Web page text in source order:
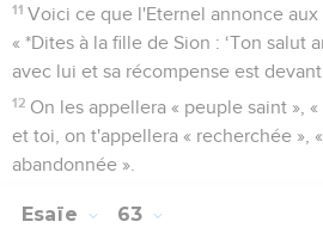
11 Voici ce que l'Eternel annonce
« *Dites à la fille de Sion : ‘Ton salut
avec lui et sa récompense est devant
12 On les appellera « peuple saint »,
et toi, on t'appellera « recherchée »,
abandonnée ».
Esaïe 63